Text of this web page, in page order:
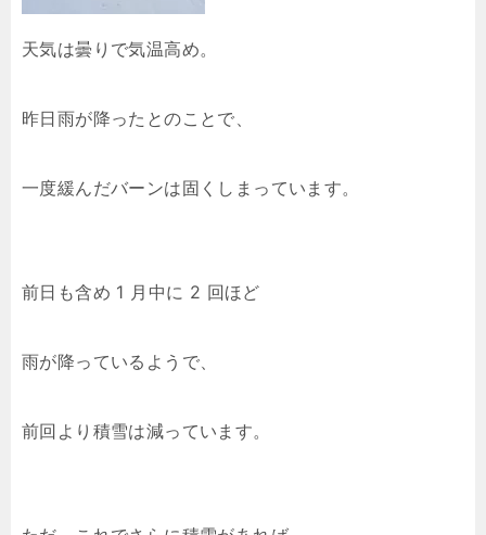
天気は曇りで気温高め。
昨日雨が降ったとのことで、
一度緩んだバーンは固くしまっています。
前日も含め 1 月中に 2 回ほど
雨が降っているようで、
前回より積雪は減っています。